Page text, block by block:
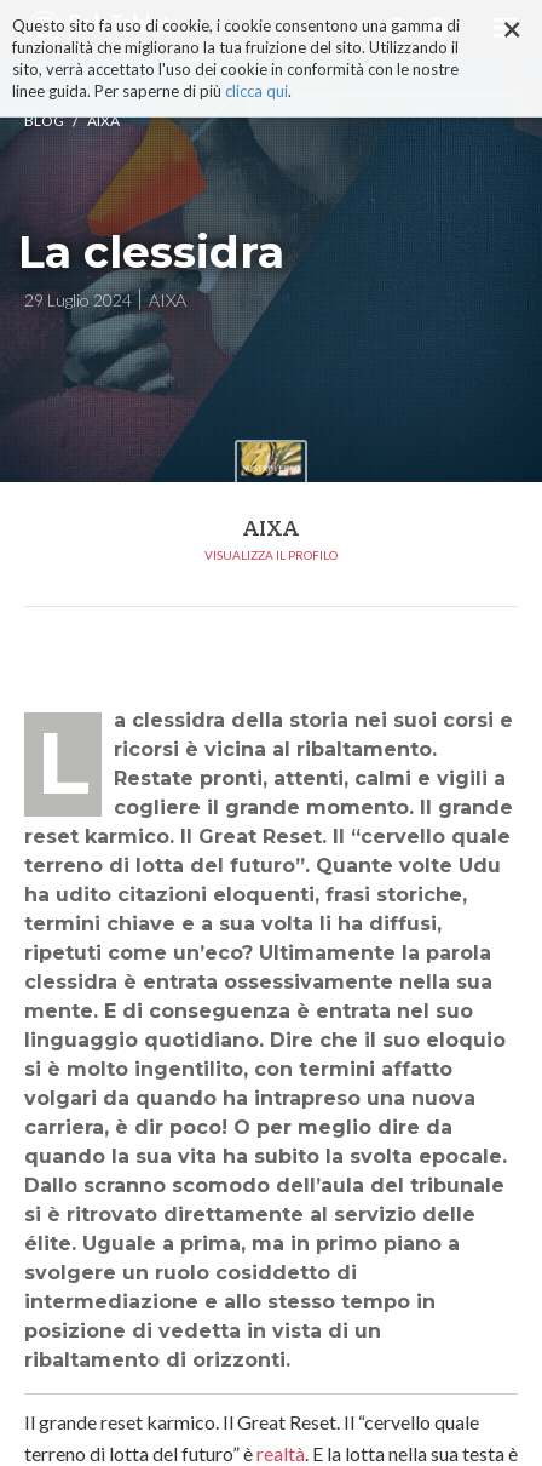
×
Questo sito fa uso di cookie, i cookie consentono una gamma di
funzionalità che migliorano la tua fruizione del sito. Utilizzando il
sito, verrà accettato l'uso dei cookie in conformità con le nostre
linee guida. Per saperne di più clicca qui.
ai
contenuti.
|
alla
navigazione
BLOG / AIXA
La clessidra
29 Luglio 2024 AIXA
AIXA
VISUALIZZA IL PROFILO
La clessidra della storia nei suoi corsi e
ricorsi è vicina al ribaltamento.
Restate pronti, attenti, calmi e vigili a
cogliere il grande momento. Il grande
reset karmico. Il Great Reset. Il “cervello quale
terreno di lotta del futuro”. Quante volte Udu
ha udito citazioni eloquenti, frasi storiche,
termini chiave e a sua volta li ha diffusi,
ripetuti come un’eco? Ultimamente la parola
clessidra è entrata ossessivamente nella sua
mente. E di conseguenza è entrata nel suo
linguaggio quotidiano. Dire che il suo eloquio
si è molto ingentilito, con termini affatto
volgari da quando ha intrapreso una nuova
carriera, è dir poco! O per meglio dire da
quando la sua vita ha subito la svolta epocale.
Dallo scranno scomodo dell’aula del tribunale
si è ritrovato direttamente al servizio delle
élite. Uguale a prima, ma in primo piano a
svolgere un ruolo cosiddetto di
intermediazione e allo stesso tempo in
posizione di vedetta in vista di un
ribaltamento di orizzonti.
Il grande reset karmico. Il Great Reset. Il “cervello quale
terreno di lotta del futuro” èrealtà . E la lotta nella sua testa è